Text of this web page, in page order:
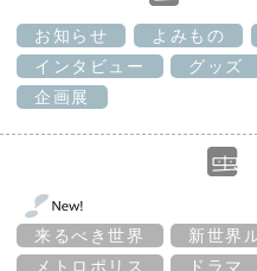
お知らせ よみもの
インタビュー
グッズ
企画展
来るべき世界 新世界
メトロポリス
ドラマ